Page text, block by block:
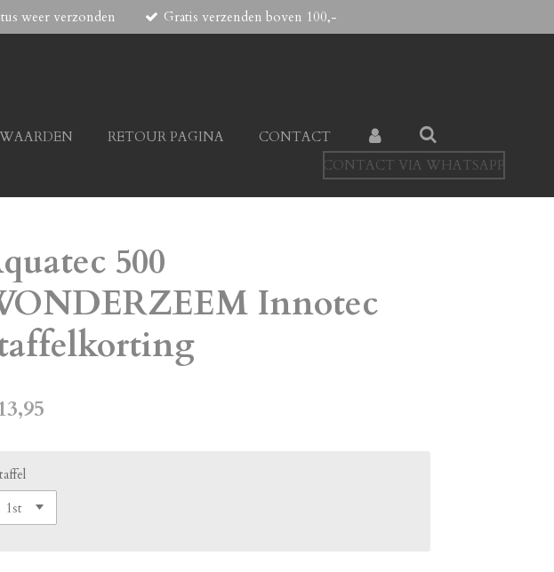
weer verzonden Gratis verzenden boven 100,-
RETOUR PAGINA
CONTACT
CONTACT VIA WHATSAPP
500
Innotec